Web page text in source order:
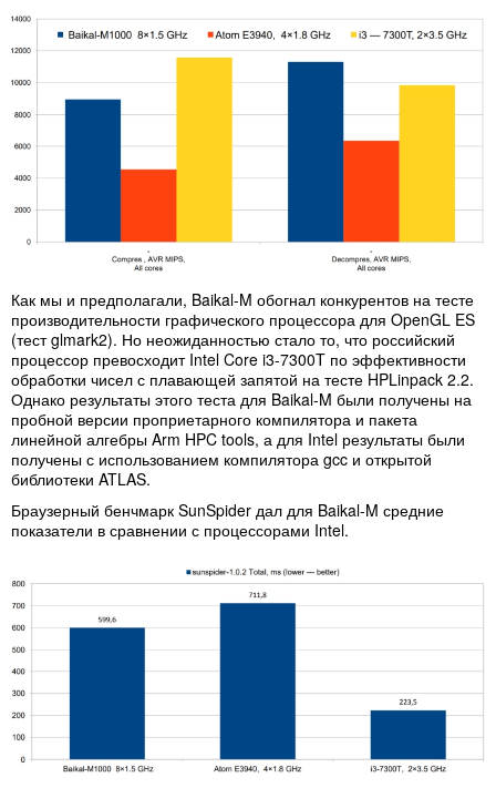
Как мы и предполагали, Baikal-M обогнал конкурентов на тесте
производительности графического процессора для OpenGL ES
(тест glmark2). Но неожиданностью стало то, что российский
процессор превосходит Intel Core i3-7300T по эффективности
обработки чисел с плавающей запятой на тесте HPLinpack 2.2.
Однако результаты этого теста для Baikal-M были получены на
пробной версии проприетарного компилятора и пакета
линейной алгебры Arm HPC tools, а для Intel результаты были
получены с использованием компилятора gcc и открытой
библиотеки ATLAS.
Браузерный бенчмарк SunSpider дал для Baikal-M средние
показатели в сравнении с процессорами Intel.